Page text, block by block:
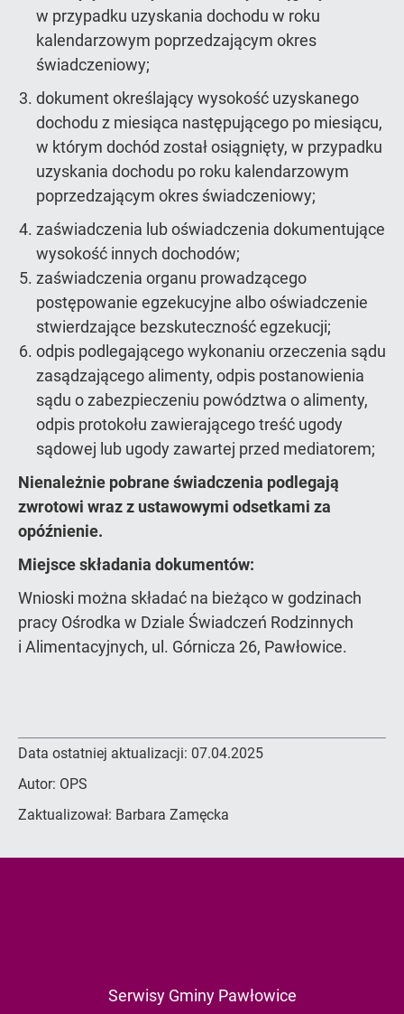
w przypadku uzyskania dochodu w roku
kalendarzowym poprzedzającym okres
świadczeniowy;
dokument określający wysokość uzyskanego
dochodu z miesiąca następującego po miesiącu,
w którym dochód został osiągnięty, w przypadku
uzyskania dochodu po roku kalendarzowym
poprzedzającym okres świadczeniowy;
zaświadczenia lub oświadczenia dokumentujące
wysokość innych dochodów;
zaświadczenia organu prowadzącego
postępowanie egzekucyjne albo oświadczenie
stwierdzające bezskuteczność egzekucji;
odpis podlegającego wykonaniu orzeczenia sądu
zasądzającego alimenty, odpis postanowienia
sądu o zabezpieczeniu powództwa o alimenty,
odpis protokołu zawierającego treść ugody
sądowej lub ugody zawartej przed mediatorem;
Nienależnie pobrane świadczenia podlegają
zwrotowi wraz z ustawowymi odsetkami za
opóźnienie.
Miejsce składania dokumentów:
Wnioski można składać na bieżąco w godzinach
pracy Ośrodka w Dziale Świadczeń Rodzinnych
i Alimentacyjnych, ul. Górnicza 26, Pawłowice.
Data ostatniej aktualizacji: 07.04.2025
Autor: OPS
Zaktualizował: Barbara Zamęcka
Serwisy Gminy Pawłowice